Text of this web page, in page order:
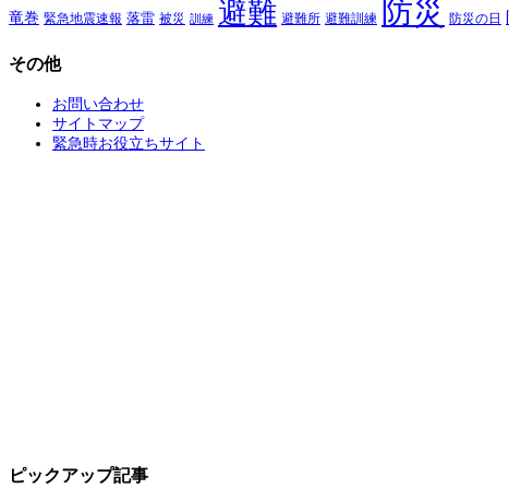
竜巻 緊急地震速報 落雷 被災 訓練 避難 避難所 避難訓練 防災 防災の日
その他
お問い合わせ
サイトマップ
緊急時お役立ちサイト
ピックアップ記事